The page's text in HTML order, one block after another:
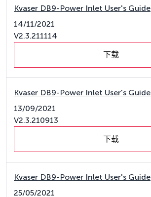
Kvaser DB9-Power Inlet User's Guide
14/11/2021
V2.3.211114
下载
Kvaser DB9-Power Inlet User's Guide
13/09/2021
V2.3.210913
下载
Kvaser DB9-Power Inlet User's Guide
25/05/2021